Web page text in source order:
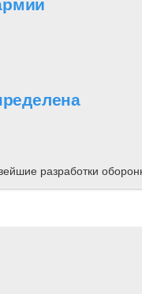
разработки